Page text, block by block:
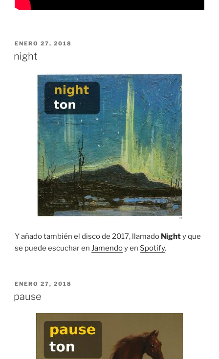
PUBLICADO
EL
ENERO 27, 2018
night
Y añado también el disco de 2017, llamado Nighty que
se puede escuchar en Jamendoy en Spotify.
PUBLICADO
ENERO 27, 2018
pause